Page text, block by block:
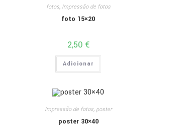
fotos, Impressão de fotos
foto 15×20
2,50 €
Adicionar
Impressão de fotos, poster
poster 30×40